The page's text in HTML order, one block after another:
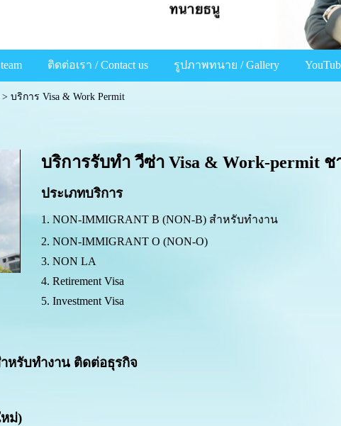
ติดต่อเรา / Contact us รูปภาพทนาย / Gallery
บริการ Visa & Work Permit
บริการรับทำวีซ่า Visa & Work-permit ช
ประเภทบริการ
1. NON-IMMIGRANT B (NON-B) สำหรับทำงาน
2. NON-IMMIGRANT O (NON-O)
3. NON LA
4. Retirement Visa
5. Investment Visa
หรับทำงาน ติดต่อธุรกิจ
ม่)